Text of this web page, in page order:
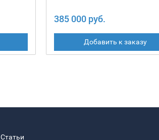
385 000 руб.
Добавить к заказу
Статьи